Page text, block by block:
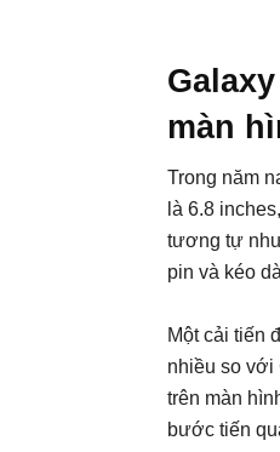
màn
Trong năm
là 6.8
tương tự
pin và kéo
Một cải tiến
nhiều so với
trên màn
bước tiến